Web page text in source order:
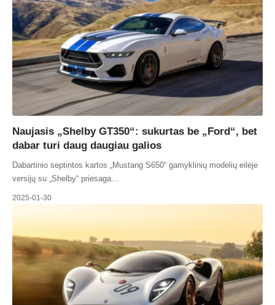
Naujasis „Shelby GT350“: sukurtas be „Ford“, bet
dabar turi daug daugiau galios
Dabartinio septintos kartos „Mustang S650“ gamyklinių modelių eilėje
versijų su „Shelby“ priesaga…
2025-01-30